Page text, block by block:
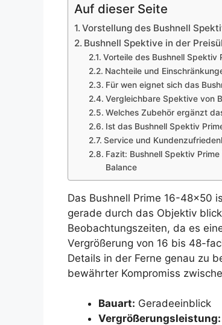
Auf dieser Seite
Vorstellung des Bushnell
Bushnell Spektive in der
Vorteile des Bushnell
Nachteile und
Für wen eignet sich das
Vergleichbare Spektive von
Welches Zubehör ergänzt
Ist das Bushnell Spektiv
Service und
Fazit: Bushnell Spektiv
Balance
Das Bushnell Prime 16-48×50
gerade durch das Objektiv
Beobachtungszeiten, da es
Vergrößerung von 16 bis 48-
Details in der Ferne genau zu
bewährter Kompromiss
Bauart: Geradeeinblick
Vergrößerungsleistung: